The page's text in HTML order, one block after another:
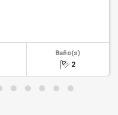
Baño(s)
2